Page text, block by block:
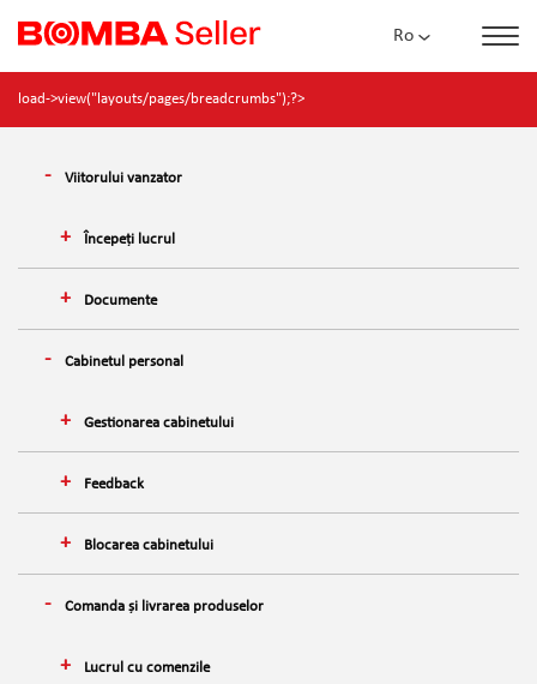
Ro
load->view("layouts/pages/breadcrumbs");?>
Viitorului vanzator
Începeți lucrul
Documente
Cabinetul personal
Gestionarea cabinetului
Feedback
Blocarea cabinetului
Comanda și livrarea produselor
Lucrul cu comenzile